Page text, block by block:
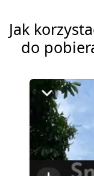
Jak
do